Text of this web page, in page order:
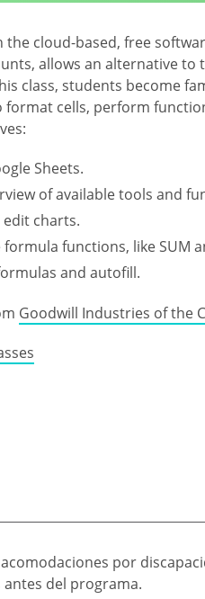
cloud-based, free
allows an alternative to
class, students become
format cells, perform
Sheets.
of available tools and
charts.
functions, like SUM
and autofill.
Goodwill Industries of the
por
antes del programa.